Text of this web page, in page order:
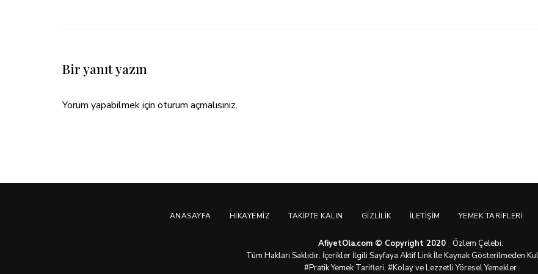
Bir yanıt yazın
Yorum yapabilmek için oturum açmalısınız.
ANASAYFA HIKAYEMIZ TAKIPTE KALIN GIZLILIK İLETIŞIM YEMEK TARIFLERI
AfiyetOla.com © Copyright 2020
Özlem Çelebi.
Tüm Hakları Saklıdır. İçerikler İlgili Sayfaya Aktif Link İle Kaynak Gösterilmeden
#PratikYemek Tarifleri, #Kolay ve Lezzetli Yöresel Yemekler